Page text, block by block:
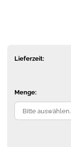
Lieferzeit:
Menge: